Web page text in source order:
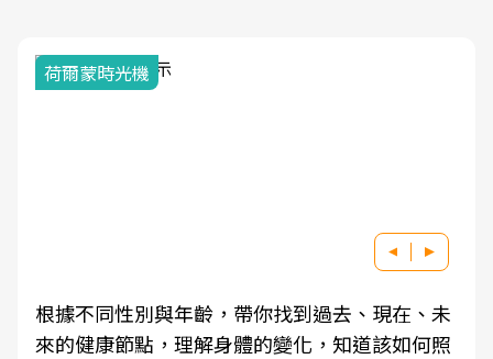
荷爾蒙時光機
根據不同性別與年齡，帶你找到過去、現在、未
來的健康節點，理解身體的變化，知道該如何照